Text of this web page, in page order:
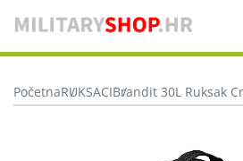
PočetnaRUKSACIBrandit 30L Ruksak